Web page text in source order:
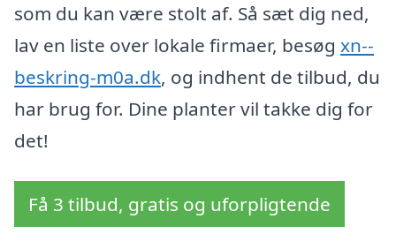
som du kan være stolt af. Så sæt dig ned,
lav en liste over lokale firmaer, besøg xn--
beskring-m0a.dk, og indhent de tilbud, du
har brug for. Dine planter vil takke dig for
det!
Få 3 tilbud, gratis og uforpligtende